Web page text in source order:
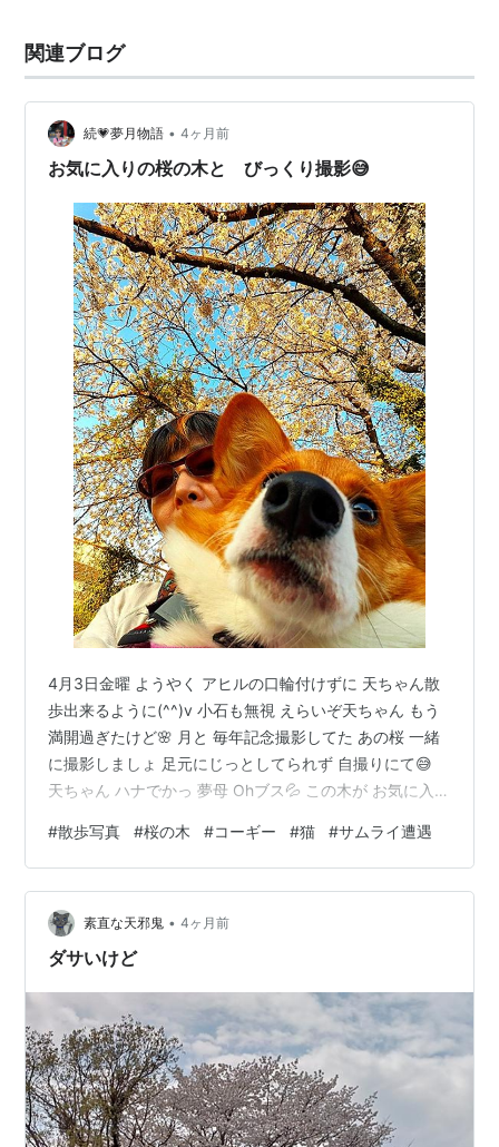
関連ブログ
続💗夢月物語 • 4ヶ月前
お気に入りの桜の木と びっくり撮影😅
4月3日金曜 ようやく アヒルの口輪付けずに 天ちゃん散
歩出来るように(^^)v 小石も無視 えらいぞ天ちゃん もう
満開過ぎたけど🌸 月と 毎年記念撮影してた あの桜 一緒
に撮影しましょ 足元にじっとしてられず 自撮りにて😅
天ちゃん ハナでかっ 夢母 Ohブス💦 この木が お気に入り
いた散歩コース 30分以上歩く天ちゃん にゃんこ遭遇🐈 2
匹いたけど 1匹隠れた 天ちゃん 見つめてた💕 ようやく
やっと 散歩になってきました パートの歩数と合計すると
1万4000歩👣 老いは足元から・・・ お散歩もパートも
継続で 頑張ります🫡🫡🫡 先日…
#散歩写真 #桜の木 #コーギー #猫 #サムライ遭遇
素直な天邪鬼 • 4ヶ月前
ダサいけど